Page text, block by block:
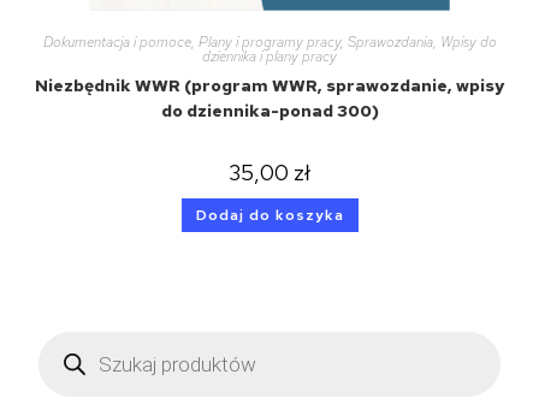
Dokumentacja i pomoce, Plany i programy pracy, Sprawozdania, Wpisy do
dziennika i plany pracy
Niezbędnik WWR (program WWR, sprawozdanie, wpisy
do dziennika-ponad 300)
35,00 zł
Dodaj do koszyka